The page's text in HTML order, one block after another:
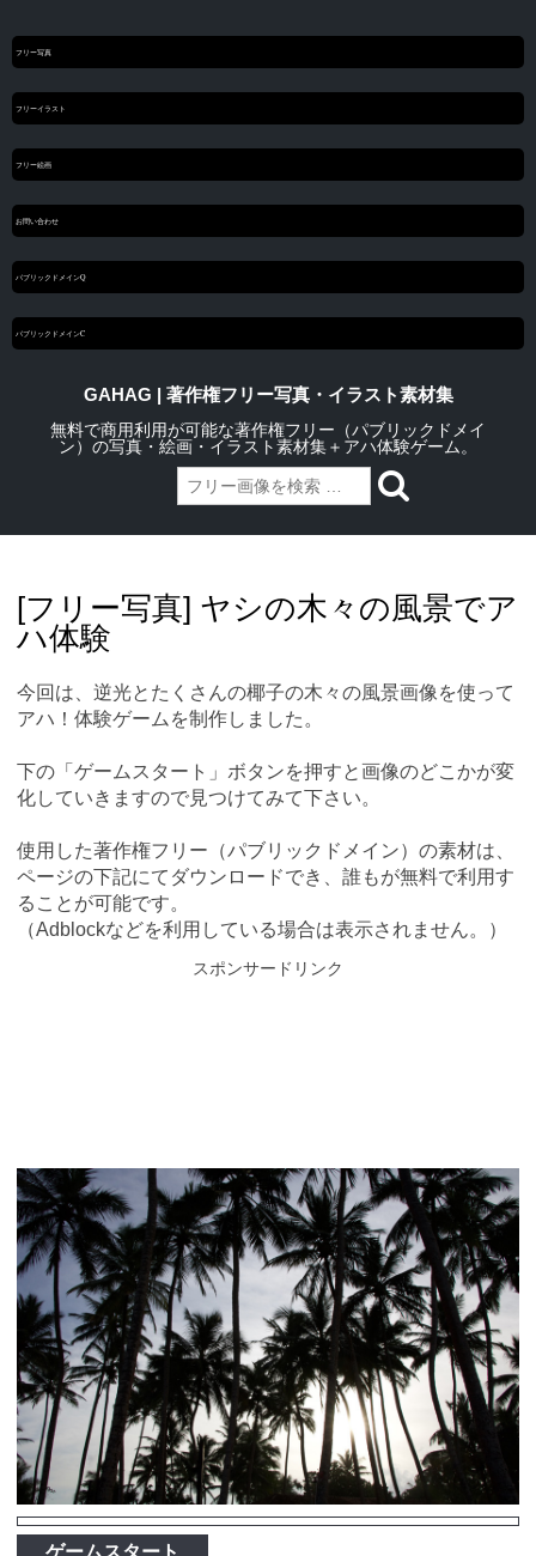
フリー写真
フリーイラスト
フリー絵画
お問い合わせ
パブリックドメインQ
パブリックドメインC
GAHAG | 著作権フリー写真・イラスト素材集
無料で商用利用が可能な著作権フリー（パブリックドメイ
ン）の写真・絵画・イラスト素材集＋アハ体験ゲーム。
content[フリー写真] ヤシの木々の風景でア
ハ体験
今回は、逆光とたくさんの椰子の木々の風景画像を使って
アハ！体験ゲームを制作しました。
下の「ゲームスタート」ボタンを押すと画像のどこかが変
化していきますので見つけてみて下さい。
使用した著作権フリー（パブリックドメイン）の素材は、
ページの下記にてダウンロードでき、誰もが無料で利用す
ることが可能です。
（Adblockなどを利用している場合は表示されません。）
スポンサードリンク
ゲームスタート